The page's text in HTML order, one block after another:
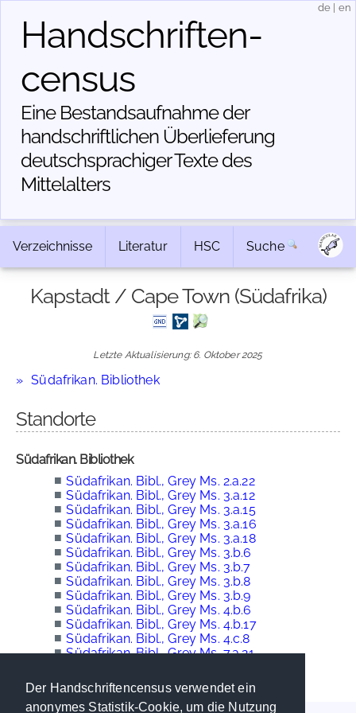
Der Handschriftencensus verwendet ein
anonymes Statistik-Cookie, um die Nutzung
Handschriften­
census
Eine Bestandsaufnahme der
handschriftlichen Über­lieferung
deutschsprachiger Texte des
Mittelalters
de en
Verzeichnisse Literatur HSC Suche
Kapstadt / Cape Town (Südafrika)
Letzte Aktualisierung: 6. Oktober 2025
Südafrikan. Bibliothek
Standorte
Südafrikan. Bibliothek
■ Südafrikan. Bibl., Grey Ms. 2.a.22
■ Südafrikan. Bibl., Grey Ms. 3.a.12
■ Südafrikan. Bibl., Grey Ms. 3.a.15
■ Südafrikan. Bibl., Grey Ms. 3.a.16
■ Südafrikan. Bibl., Grey Ms. 3.a.18
■ Südafrikan. Bibl., Grey Ms. 3.b.6
■ Südafrikan. Bibl., Grey Ms. 3.b.7
■ Südafrikan. Bibl., Grey Ms. 3.b.8
■ Südafrikan. Bibl., Grey Ms. 3.b.9
■ Südafrikan. Bibl., Grey Ms. 4.b.6
■ Südafrikan. Bibl., Grey Ms. 4.b.17
■ Südafrikan. Bibl., Grey Ms. 4.c.8
■ Südafrikan. Bibl., Grey Ms. 7.a.21